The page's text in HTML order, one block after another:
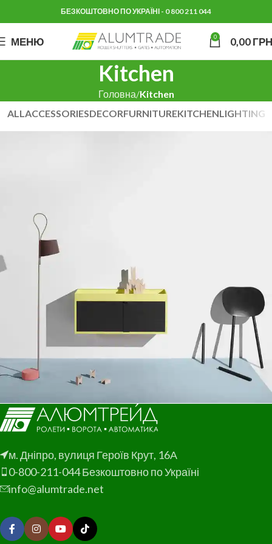
БЕЗКОШТОВНО ПО УКРАЇНІ - 0 800 211 044
МЕНЮ 0 0,00
Kitchen
Головна Kitchen
ALLACCESSORIESDECORFURNITUREKITCHENLIGHTING
Kitchen
Suspendisse quam at vestibulum
Kitchen
Leo uteu ullamcorper
м. Дніпро, вулиця Героїв Крут, 16А
0-800-211-044 Безкоштовно по Україні
info@alumtrade.net